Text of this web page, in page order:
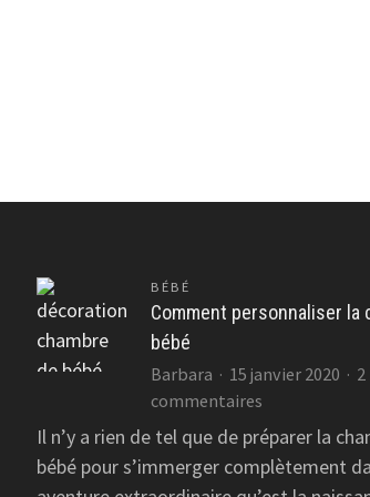
maison
connectée
BÉBÉ
Comment personnaliser la
bébé
Barbara 15 janvier 2020
2
commentaires
Comment
personnaliser
la
Il n’y a rien de tel que de préparer la
bébé pour s’immerger complètement